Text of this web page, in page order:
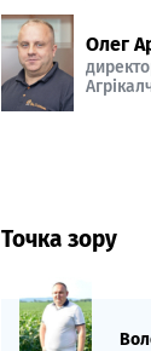
Олег
Точка зору